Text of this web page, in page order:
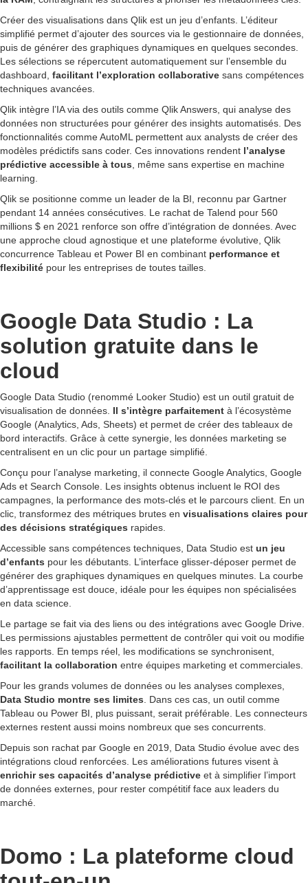
Créer des visualisations dans Qlik est un jeu d’enfants. L’éditeur
simplifié permet d’ajouter des sources via le gestionnaire de données,
puis de générer des graphiques dynamiques en quelques secondes.
Les sélections se répercutent automatiquement sur l’ensemble du
dashboard, facilitant l’exploration collaborative sans compétences
techniques avancées.
Qlik intègre l’IA via des outils comme Qlik Answers, qui analyse des
données non structurées pour générer des insights automatisés. Des
fonctionnalités comme AutoML permettent aux analysts de créer des
modèles prédictifs sans coder. Ces innovations rendent l’analyse
prédictive accessible à tous , même sans expertise en machine
learning.
Qlik se positionne comme un leader de la BI, reconnu par Gartner
pendant 14 années consécutives. Le rachat de Talend pour 560
millions $ en 2021 renforce son offre d’intégration de données. Avec
une approche cloud agnostique et une plateforme évolutive, Qlik
concurrence Tableau et Power BI en combinant performance et
flexibilité pour les entreprises de toutes tailles.
Google Data Studio : La
solution gratuite dans le
cloud
Google Data Studio (renommé Looker Studio) est un outil gratuit de
visualisation de données. Il s’intègre parfaitement à l’écosystème
Google (Analytics, Ads, Sheets) et permet de créer des tableaux de
bord interactifs. Grâce à cette synergie, les données marketing se
centralisent en un clic pour un partage simplifié.
Conçu pour l’analyse marketing, il connecte Google Analytics, Google
Ads et Search Console. Les insights obtenus incluent le ROI des
campagnes, la performance des mots-clés et le parcours client. En un
clic, transformez des métriques brutes en visualisations claires pour
des décisions stratégiques rapides.
Accessible sans compétences techniques, Data Studio est un jeu
d’enfants pour les débutants. L’interface glisser-déposer permet de
générer des graphiques dynamiques en quelques minutes. La courbe
d’apprentissage est douce, idéale pour les équipes non spécialisées
en data science.
Le partage se fait via des liens ou des intégrations avec Google Drive.
Les permissions ajustables permettent de contrôler qui voit ou modifie
les rapports. En temps réel, les modifications se synchronisent,
facilitant la collaboration entre équipes marketing et commerciales.
Pour les grands volumes de données ou les analyses complexes,
Data Studio montre ses limites . Dans ces cas, un outil comme
Tableau ou Power BI, plus puissant, serait préférable. Les connecteurs
externes restent aussi moins nombreux que ses concurrents.
Depuis son rachat par Google en 2019, Data Studio évolue avec des
intégrations cloud renforcées. Les améliorations futures visent à
enrichir ses capacités d’analyse prédictive et à simplifier l’import
de données externes, pour rester compétitif face aux leaders du
marché.
Domo : La plateforme cloud